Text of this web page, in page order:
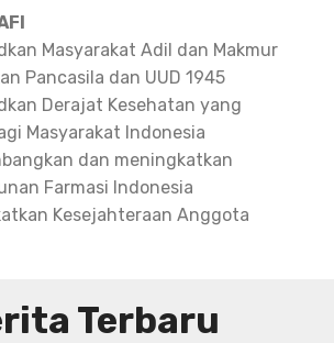
Masyarakat Adil dan Makmur
Pancasila dan UUD 1945
Derajat Kesehatan yang
Masyarakat Indonesia
dan meningkatkan
Farmasi Indonesia
Kesejahteraan Anggota
Terbaru